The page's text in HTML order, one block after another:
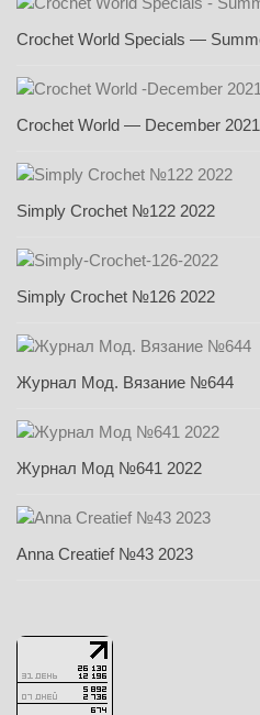
Crochet World Specials —
Crochet World — December 2021
Simply Crochet №122 2022
Simply Crochet №126 2022
Журнал Мод. Вязание №644
Журнал Мод №641 2022
Anna Creatief №43 2023